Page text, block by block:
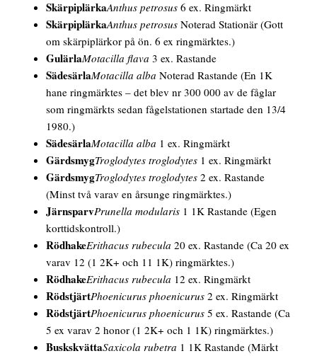
SkärpiplärkaAnthus petrosus 6 ex. Ringmärkt
SkärpiplärkaAnthus petrosus Noterad Stationär(Gott
om skärpiplärkor på ön. 6 ex ringmärktes.)
GulärlaMotacilla flava 3 ex. Rastande
SädesärlaMotacilla alba Noterad Rastande(En 1K
hane ringmärktes – det blev nr 300 000 av de fåglar
som ringmärkts sedan fågelstationen startade den 13/4
1980.)
SädesärlaMotacilla alba 1 ex. Ringmärkt
GärdsmygTroglodytes troglodytes 1 ex. Ringmärkt
GärdsmygTroglodytes troglodytes 2 ex. Rastande
(Minst två varav en årsunge ringmärktes.)
JärnsparvPrunella modularis 1 1K Rastande(Egen
korttidskontroll.)
RödhakeErithacus rubecula 20 ex. Rastande(Ca 20 ex
varav 12 (1 2K+ och 11 1K) ringmärktes.)
RödhakeErithacus rubecula 12 ex. Ringmärkt
RödstjärtPhoenicurus phoenicurus 2 ex. Ringmärkt
RödstjärtPhoenicurus phoenicurus 5 ex. Rastande(Ca
5 ex varav 2 honor (1 2K+ och 1 1K) ringmärktes.)
BuskskvättaSaxicola rubetra 1 1K Rastande(Märkt